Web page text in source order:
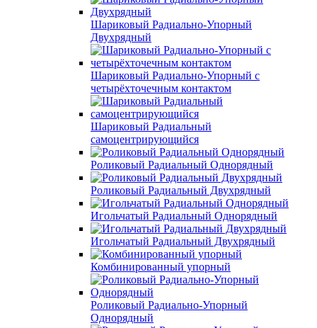
Шариковый Радиально-Упорный
Двухрядный
Шариковый Радиально-Упорный с
четырёхточечным контактом
Шариковый Радиальный
самоцентрирующийся
Роликовый Радиальный Однорядный
Роликовый Радиальный Двухрядный
Игольчатый Радиальный Однорядный
Игольчатый Радиальный Двухрядный
Комбинированный упорный
Роликовый Радиально-Упорный
Однорядный